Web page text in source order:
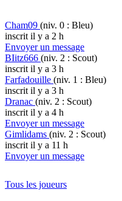
Cham09 (niv. 0 : Bleu)
inscrit il y a 2 h
Envoyer un message
BIitz666 (niv. 2 : Scout)
inscrit il y a 3 h
Farfadouille (niv. 1 : Bleu)
inscrit il y a 3 h
Dranac (niv. 2 : Scout)
inscrit il y a 4 h
Envoyer un message
Gimlidams (niv. 2 : Scout)
inscrit il y a 11 h
Envoyer un message
Tous les joueurs